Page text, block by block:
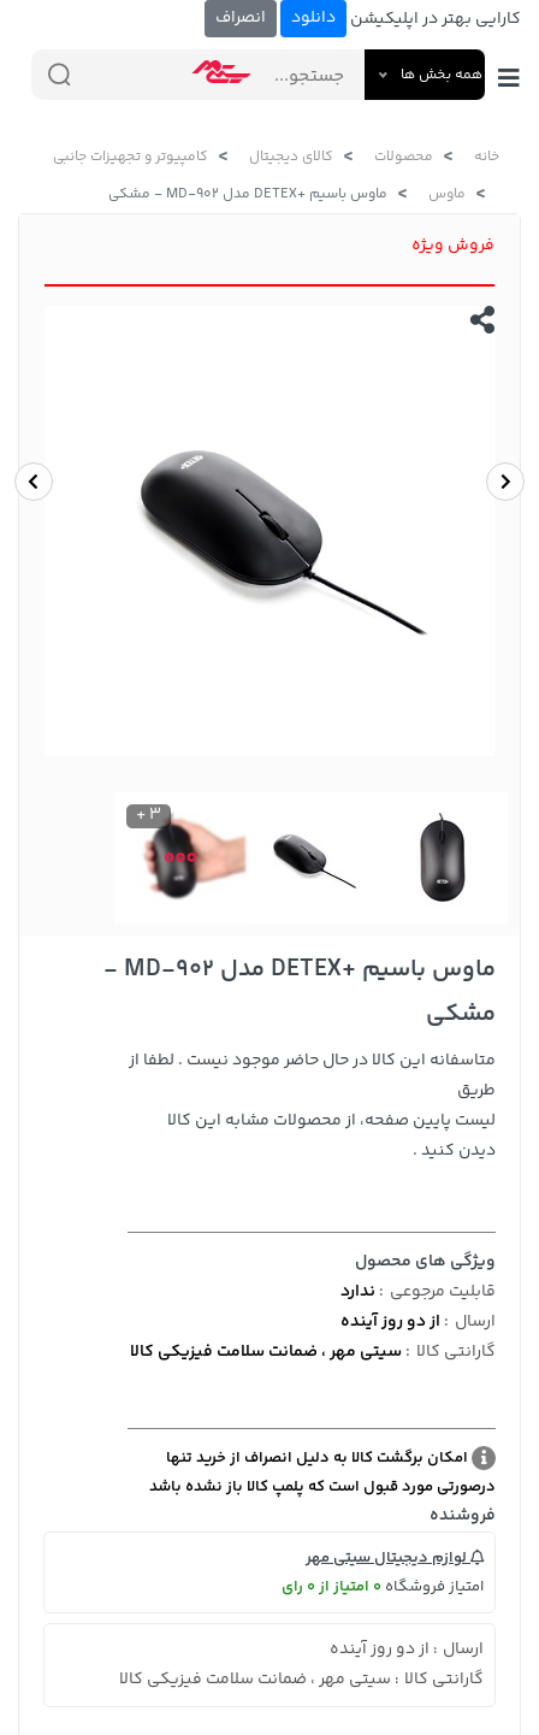
کارایی بهتر در اپلیکیشن دانلود انصراف
همه بخش ها
خانه محصولات کالای دیجیتال
کامپیوتر و تجهیزات جانبی
ماوس
ماوس باسیم +DETEX مدل MD-902 - مشکی
فروش ویژه
3 +
ماوس باسیم +DETEX مدل MD-902 -
مشکی
متاسفانه این کالا در حال حاضر موجود نیست . لطفا از
طریق
لیست پایین صفحه، از محصولات مشابه این کالا
دیدن کنید .
ویژگی های محصول
قابلیت مرجوعی : ندارد
ارسال : از دو روز آینده
گارانتی کالا :سیتی مهر ، ضمانت سلامت فیزیکی کالا
امکان برگشت کالا به دلیل انصراف از خرید تنها
درصورتی مورد قبول است که پلمپ کالا باز نشده باشد
فروشنده
لوازم دیجیتال سیتی مهر
امتیاز فروشگاه 0 امتیاز از 0 رای
ارسال : از دو روز آینده
گارانتی کالا : سیتی مهر ، ضمانت سلامت فیزیکی کالا